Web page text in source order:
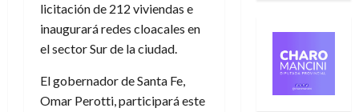
licitación de 212 viviendas e
inaugurará redes cloacales en
el sector Sur de la ciudad.
El gobernador de Santa Fe,
Omar Perotti, participará este